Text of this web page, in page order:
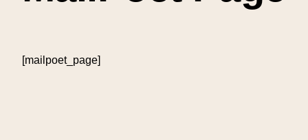
[mailpoet_page]